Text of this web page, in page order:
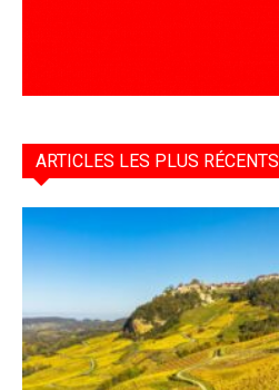
ARTICLES LES PLUS RÉCENTS